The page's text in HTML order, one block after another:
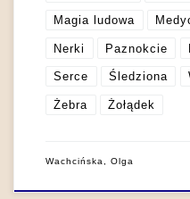
Magia ludowa
Nerki Paznokcie
Serce Śledziona
Żebra Żołądek
Wachcińska, Olga